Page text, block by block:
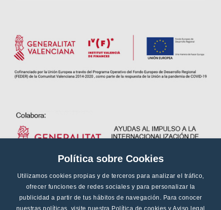
Política sobre Cookies
Utilizamos cookies propias y de terceros para analizar el tráfico,
ofrecer funciones de redes sociales y para personalizar la
publicidad a partir de tus hábitos de navegación. Para conocer
nuestras políticas, visite nuestra Política de cookies y Aviso legal